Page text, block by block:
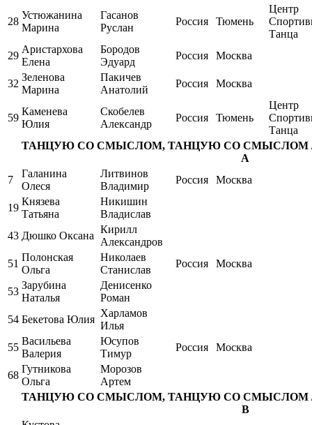
28
Устюжанина
Марина
Гасанов
Руслан
Россия Тюмень
Центр
Танца
29
Аристархова
Елена
Бородов
Эдуард
Россия Москва
32
Зеленова
Марина
Пакичев
Анатолий
Россия Москва
59
Каменева
Юлия
Скобелев
Александр
Россия Тюмень
Центр
Танца
ТАНЦУЮ СО СМЫСЛОМ, ТАНЦУЮ СО СМЫСЛОМ / Int.
A
7
Галанина
Олеся
Литвинов
Владимир
Россия Москва
19
Князева
Татьяна
Никишин
Владислав
43 Дюшко Оксана
Кирилл
Александров
51
Полонская
Ольга
Николаев
Станислав
Россия Москва
53
Зарубина
Наталья
Денисенко
Роман
54 Бекетова Юлия
Харламов
Илья
55
Васильева
Валерия
Юсупов
Тимур
Россия Москва
68
Гутникова
Ольга
Морозов
Артем
ТАНЦУЮ СО СМЫСЛОМ, ТАНЦУЮ СО СМЫСЛОМ / Int.
B